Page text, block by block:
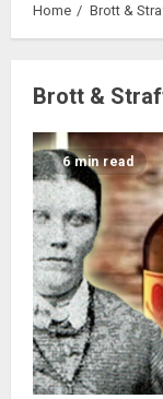
Home Brott &
Brott &
6 min read